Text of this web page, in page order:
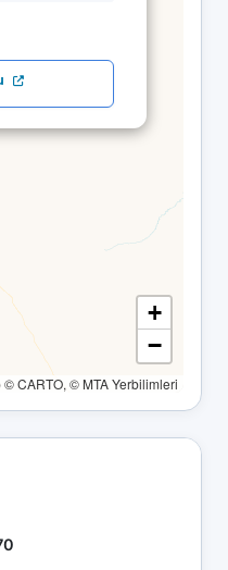
+
−
CARTO, © MTA Yerbilimleri